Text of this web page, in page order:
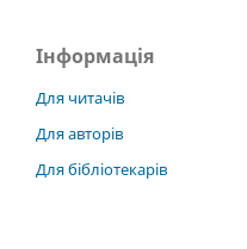
Інформація
Для читачів
Для авторів
Для бібліотекарів